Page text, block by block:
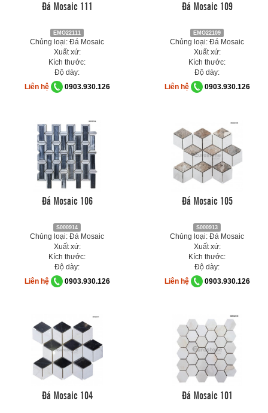
Đá Mosaic 111
EMO22111
Chủng loại: Đá Mosaic
Xuất xứ:
Kích thước:
Độ dày:
Liên hệ
0903.930.126
Đá Mosaic 109
EMO22109
Chủng loại: Đá Mosaic
Xuất xứ:
Kích thước:
Độ dày:
Liên hệ
0903.930.126
Đá Mosaic 106
S000914
Chủng loại: Đá Mosaic
Xuất xứ:
Kích thước:
Độ dày:
Liên hệ
0903.930.126
Đá Mosaic 105
S000913
Chủng loại: Đá Mosaic
Xuất xứ:
Kích thước:
Độ dày:
Liên hệ
0903.930.126
Đá Mosaic 104 Đá Mosaic 101